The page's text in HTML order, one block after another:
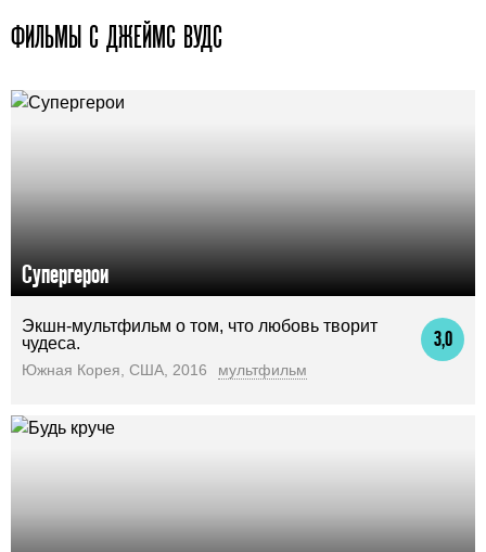
ФИЛЬМЫ С ДЖЕЙМС ВУДС
Супергерои
3,0
Экшн-мультфильм о том, что любовь творит
чудеса.
Южная Корея, США, 2016 мультфильм